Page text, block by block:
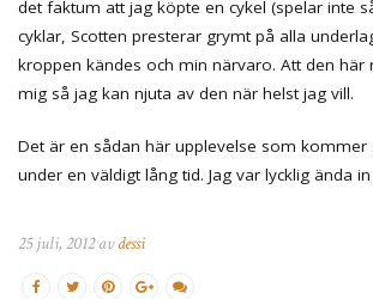
det faktum att jag köpte en cykel (spelar inte
cyklar, Scotten presterar grymt på alla
kroppen kändes och min närvaro. Att den här
mig så jag kan njuta av den när helst jag vill.
Det är en sådan här upplevelse som kommer
under en väldigt lång tid. Jag var lycklig ända
25 juli, 2012 avdessi